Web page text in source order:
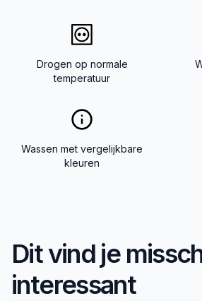
Drogen op normale
temperatuur
Wassen met vergelijkbare
kleuren
Dit vind je
interessant